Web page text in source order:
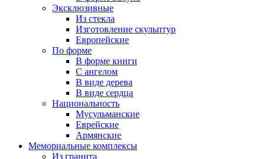
Эксклюзивные
Из стекла
Изготовление скульптур
Европейские
По форме
В форме книги
С ангелом
В виде дерева
В виде сердца
Национальность
Мусульманские
Еврейские
Армянские
Мемориальные комплексы
Из гранита